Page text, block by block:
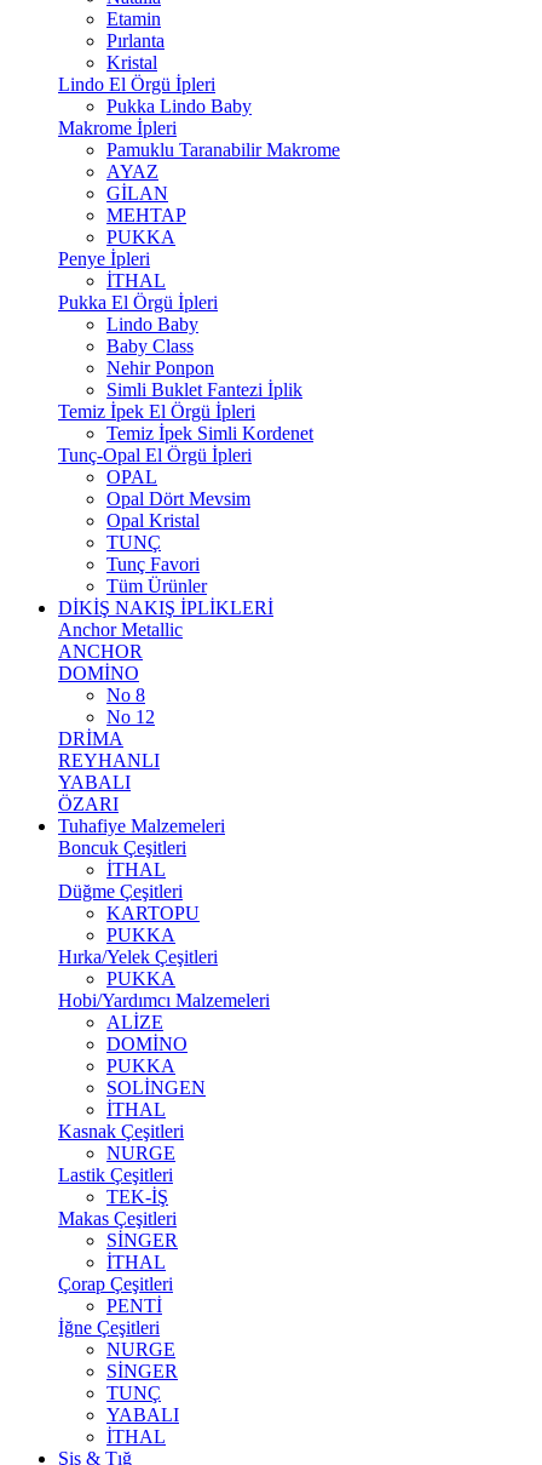
Etamin
Pırlanta
Kristal
Lindo El Örgü İpleri
Pukka Lindo Baby
Makrome İpleri
Pamuklu Taranabilir Makrome
AYAZ
GİLAN
MEHTAP
PUKKA
Penye İpleri
İTHAL
Pukka El Örgü İpleri
Lindo Baby
Baby Class
Nehir Ponpon
Simli Buklet Fantezi İplik
Temiz İpek El Örgü İpleri
Temiz İpek Simli Kordenet
Tunç-Opal El Örgü İpleri
OPAL
Opal Dört Mevsim
Opal Kristal
TUNÇ
Tunç Favori
Tüm Ürünler
DİKİŞ NAKIŞ İPLİKLERİ
Anchor Metallic
ANCHOR
DOMİNO
No 8
No 12
DRİMA
REYHANLI
YABALI
ÖZARI
Tuhafiye Malzemeleri
Boncuk Çeşitleri
İTHAL
Düğme Çeşitleri
KARTOPU
PUKKA
Hırka/Yelek Çeşitleri
PUKKA
Hobi/Yardımcı Malzemeleri
ALİZE
DOMİNO
PUKKA
SOLİNGEN
İTHAL
Kasnak Çeşitleri
NURGE
Lastik Çeşitleri
TEK-İŞ
Makas Çeşitleri
SİNGER
İTHAL
Çorap Çeşitleri
PENTİ
İğne Çeşitleri
NURGE
SİNGER
TUNÇ
YABALI
İTHAL
Şiş & Tığ